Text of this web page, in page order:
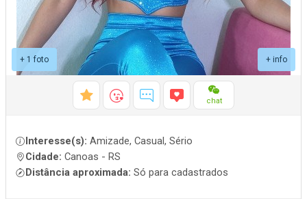
+ 1 foto + info
chat
Interesse(s): Amizade, Casual, Sério
Cidade: Canoas - RS
Distância aproximada: Só para cadastrados